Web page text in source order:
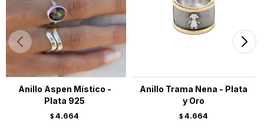
Anillo Aspen Místico -
Plata 925
$ 4.664
Anillo Trama Nena - Plata
y Oro
$ 4.664